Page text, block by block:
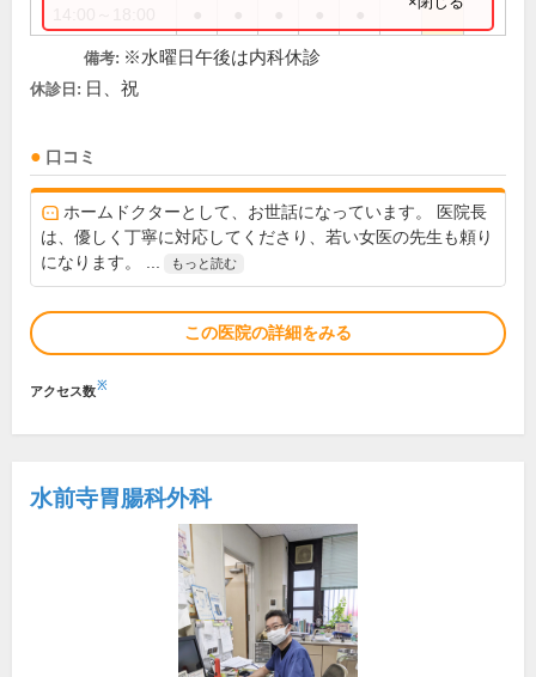
備考: ※水曜日午後は内科休診
休診日: 日、祝
口コミ
ホームドクターとして、お世話になっています。 医院長
は、優しく丁寧に対応してくださり、若い女医の先生も頼り
になります。 ...
もっと読む
この医院の詳細をみる
アクセス数※
水前寺胃腸科外科